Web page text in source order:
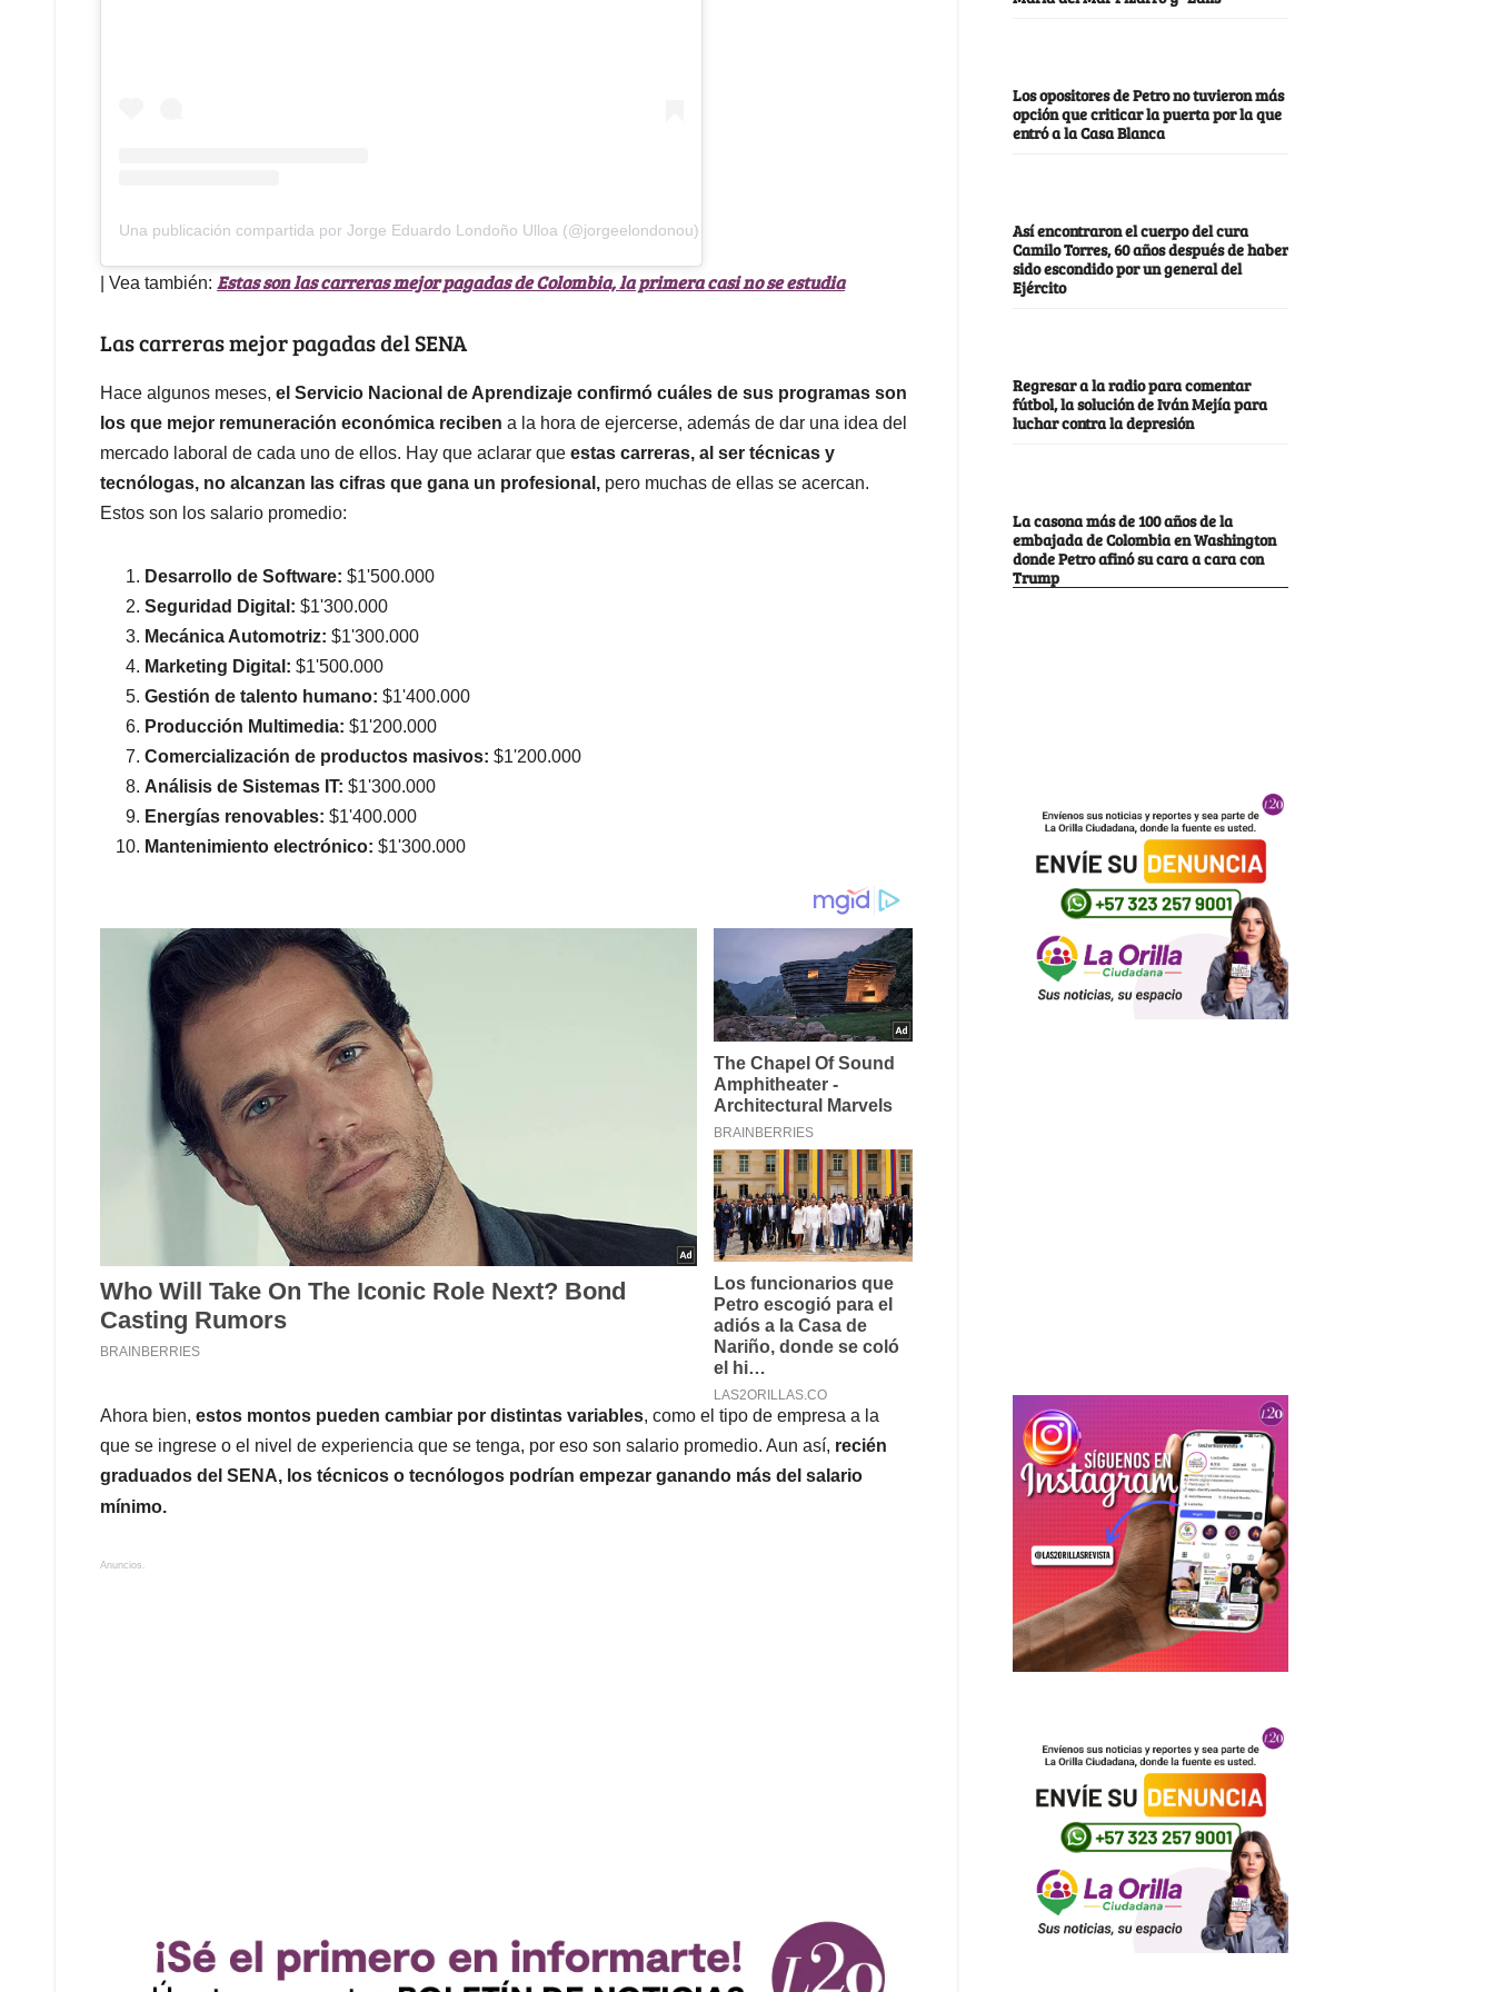
Una publicación compartida por Jorge Eduardo Londoño Ulloa (@jorgeelondonou)
| Vea también: Estas son las carreras mejor pagadas de Colombia, la primera casi no se estudia
Las carreras mejor pagadas del SENA
Hace algunos meses, el Servicio Nacional de Aprendizaje confirmó cuáles de sus programas son
los que mejor remuneración económica reciben a la hora de ejercerse, además de dar una idea del
mercado laboral de cada uno de ellos. Hay que aclarar que estas carreras, al ser técnicas y
tecnólogas, no alcanzan las cifras que gana un profesional, pero muchas de ellas se acercan.
Estos son los salario promedio:
Desarrollo de Software: $1'500.000
Seguridad Digital: $1'300.000
Mecánica Automotriz: $1'300.000
Marketing Digital: $1'500.000
Gestión de talento humano: $1'400.000
Producción Multimedia: $1'200.000
Comercialización de productos masivos: $1'200.000
Análisis de Sistemas IT: $1'300.000
Energías renovables: $1'400.000
Mantenimiento electrónico: $1'300.000
Ahora bien, estos montos pueden cambiar por distintas variables, como el tipo de empresa a la
que se ingrese o el nivel de experiencia que se tenga, por eso son salario promedio. Aun así, recién
graduados del SENA, los técnicos o tecnólogos podrían empezar ganando más del salario
mínimo.
Anuncios.
Los opositores de Petro no tuvieron más
opción que criticar la puerta por la que
entró a la Casa Blanca
Así encontraron el cuerpo del cura
Camilo Torres, 60 años después de haber
sido escondido por un general del
Ejército
Regresar a la radio para comentar
fútbol, la solución de Iván Mejía para
luchar contra la depresión
La casona más de 100 años de la
embajada de Colombia en Washington
donde Petro afinó su cara a cara con
Trump